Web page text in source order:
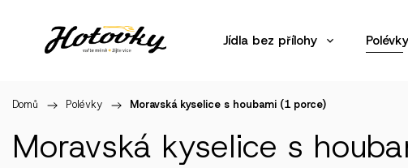
Jídla bez přílohy Polévky
Domů / Polévky / Moravská kyselice s houbami (1 porce)
Moravská kyselice s